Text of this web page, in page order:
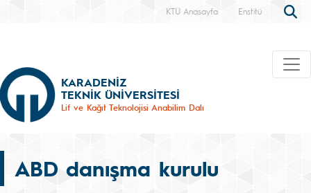
KTÜ Anasayfa Enstitü
KARADENİZ
TEKNİK ÜNİVERSİTESİ
Lif ve Kağıt Teknolojisi Anabilim Dalı
ABD danışma kurulu